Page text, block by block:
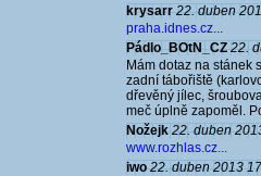
krysarr 22. duben
praha.idnes.cz...
Pádlo_BOtN_CZ 22.
Mám dotaz na stánek
zadní tábořiště
dřevěný jílec,
meč úplně zapoměl.
Nožejk 22. duben
www.rozhlas.cz...
iwo 22. duben 2013